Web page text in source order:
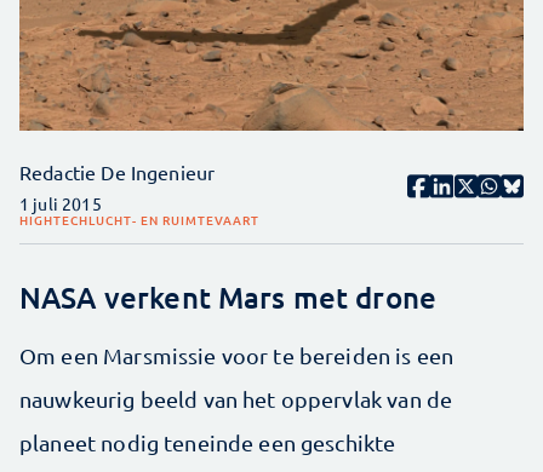
Redactie De Ingenieur
1 juli 2015
HIGHTECHLUCHT- EN RUIMTEVAART
NASA verkent Mars met drone
Om een Marsmissie voor te bereiden is een
nauwkeurig beeld van het oppervlak van de
planeet nodig teneinde een geschikte